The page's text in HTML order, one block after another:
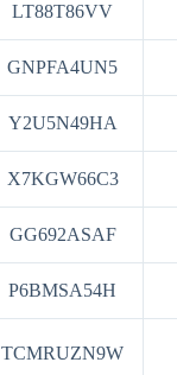
LT88T86VV
GNPFA4UN5
Y2U5N49HA
X7KGW66C3
GG692ASAF
P6BMSA54H
TCMRUZN9W